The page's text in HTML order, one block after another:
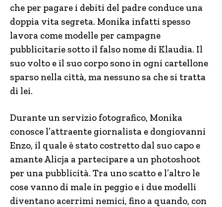
che per pagare i debiti del padre conduce una
doppia vita segreta. Monika infatti spesso
lavora come modelle per campagne
pubblicitarie sotto il falso nome di Klaudia. Il
suo volto e il suo corpo sono in ogni cartellone
sparso nella città, ma nessuno sa che si tratta
di lei.
Durante un servizio fotografico, Monika
conosce l’attraente giornalista e dongiovanni
Enzo, il quale è stato costretto dal suo capo e
amante Alicja a partecipare a un photoshoot
per una pubblicità. Tra uno scatto e l’altro le
cose vanno di male in peggio e i due modelli
diventano acerrimi nemici, fino a quando, con